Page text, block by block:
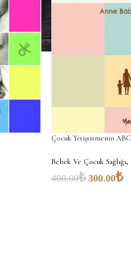
Çocuk Yetiştirmenin
Bebek Ve Çocuk Sağlığı,
400.00₺300.00₺